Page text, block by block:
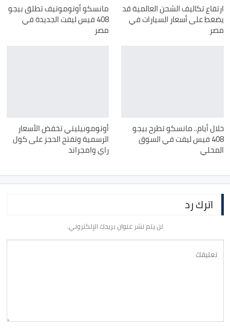
ارتفاع تكاليف الشحن العالمية قد
يضغط على أسعار السيارات في
مصر
مانسكو أوتوموتيف تطلق بيجو
408 فيس ليفت الجديدة في
مصر
خلال أيام.. مانسكو تطرح بيجو
408 فيس ليفت في السوق
المحلي
أوتوموبيليتي تخفض الأسعار
الرسمية وتفتح الحجز على كول
راي وامجراند
اترك رد
لن يتم نشر عنوان بريدك الإلكتروني.